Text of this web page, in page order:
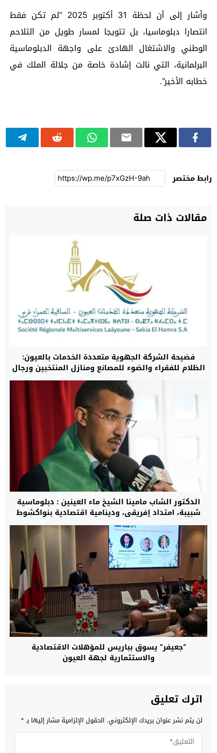
وأشار إلى أن لحظة 31 أكتوبر 2025 “لم تكن فقط
انتصارا دبلوماسيا، بل تتويجا لمسار طويل من التلاحم
الوطني والاشتغال الهادئ على واجهة الدبلوماسية
البرلمانية، التي نالت إشادة خاصة من جلالة الملك في
خطابه الأخير”.
رابط مختصر
مقالات ذات صلة
فضيحة الشركة الجهوية متعددة الخدمات بالعيون:
الظلام للفقراء والضوء للمصانع ومنازل المنتخبين ورجال
الأعمال
الدكتور الشاب مامينا الشيخ ماء العينين : دبلوماسية
شبيبة، امتداد إفريقي، ودينامية اقتصادية بنواكشوط
“جعيفر” يسوق بباريس للمؤهلات الاقتصادية
والاستثمارية لجهة العيون
اترك تعليق
لن يتم نشر عنوان بريدك الإلكتروني. الحقول الإلزامية مشار إليها بـ*